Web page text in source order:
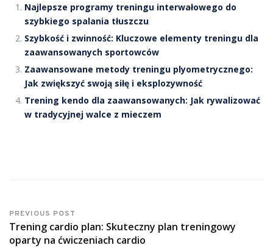
Najlepsze programy treningu interwałowego do
szybkiego spalania tłuszczu
Szybkość i zwinność: Kluczowe elementy treningu dla
zaawansowanych sportowców
Zaawansowane metody treningu plyometrycznego:
Jak zwiększyć swoją siłę i eksplozywność
Trening kendo dla zaawansowanych: Jak rywalizować
w tradycyjnej walce z mieczem
PREVIOUS POST
Trening cardio plan: Skuteczny plan treningowy
oparty na ćwiczeniach cardio